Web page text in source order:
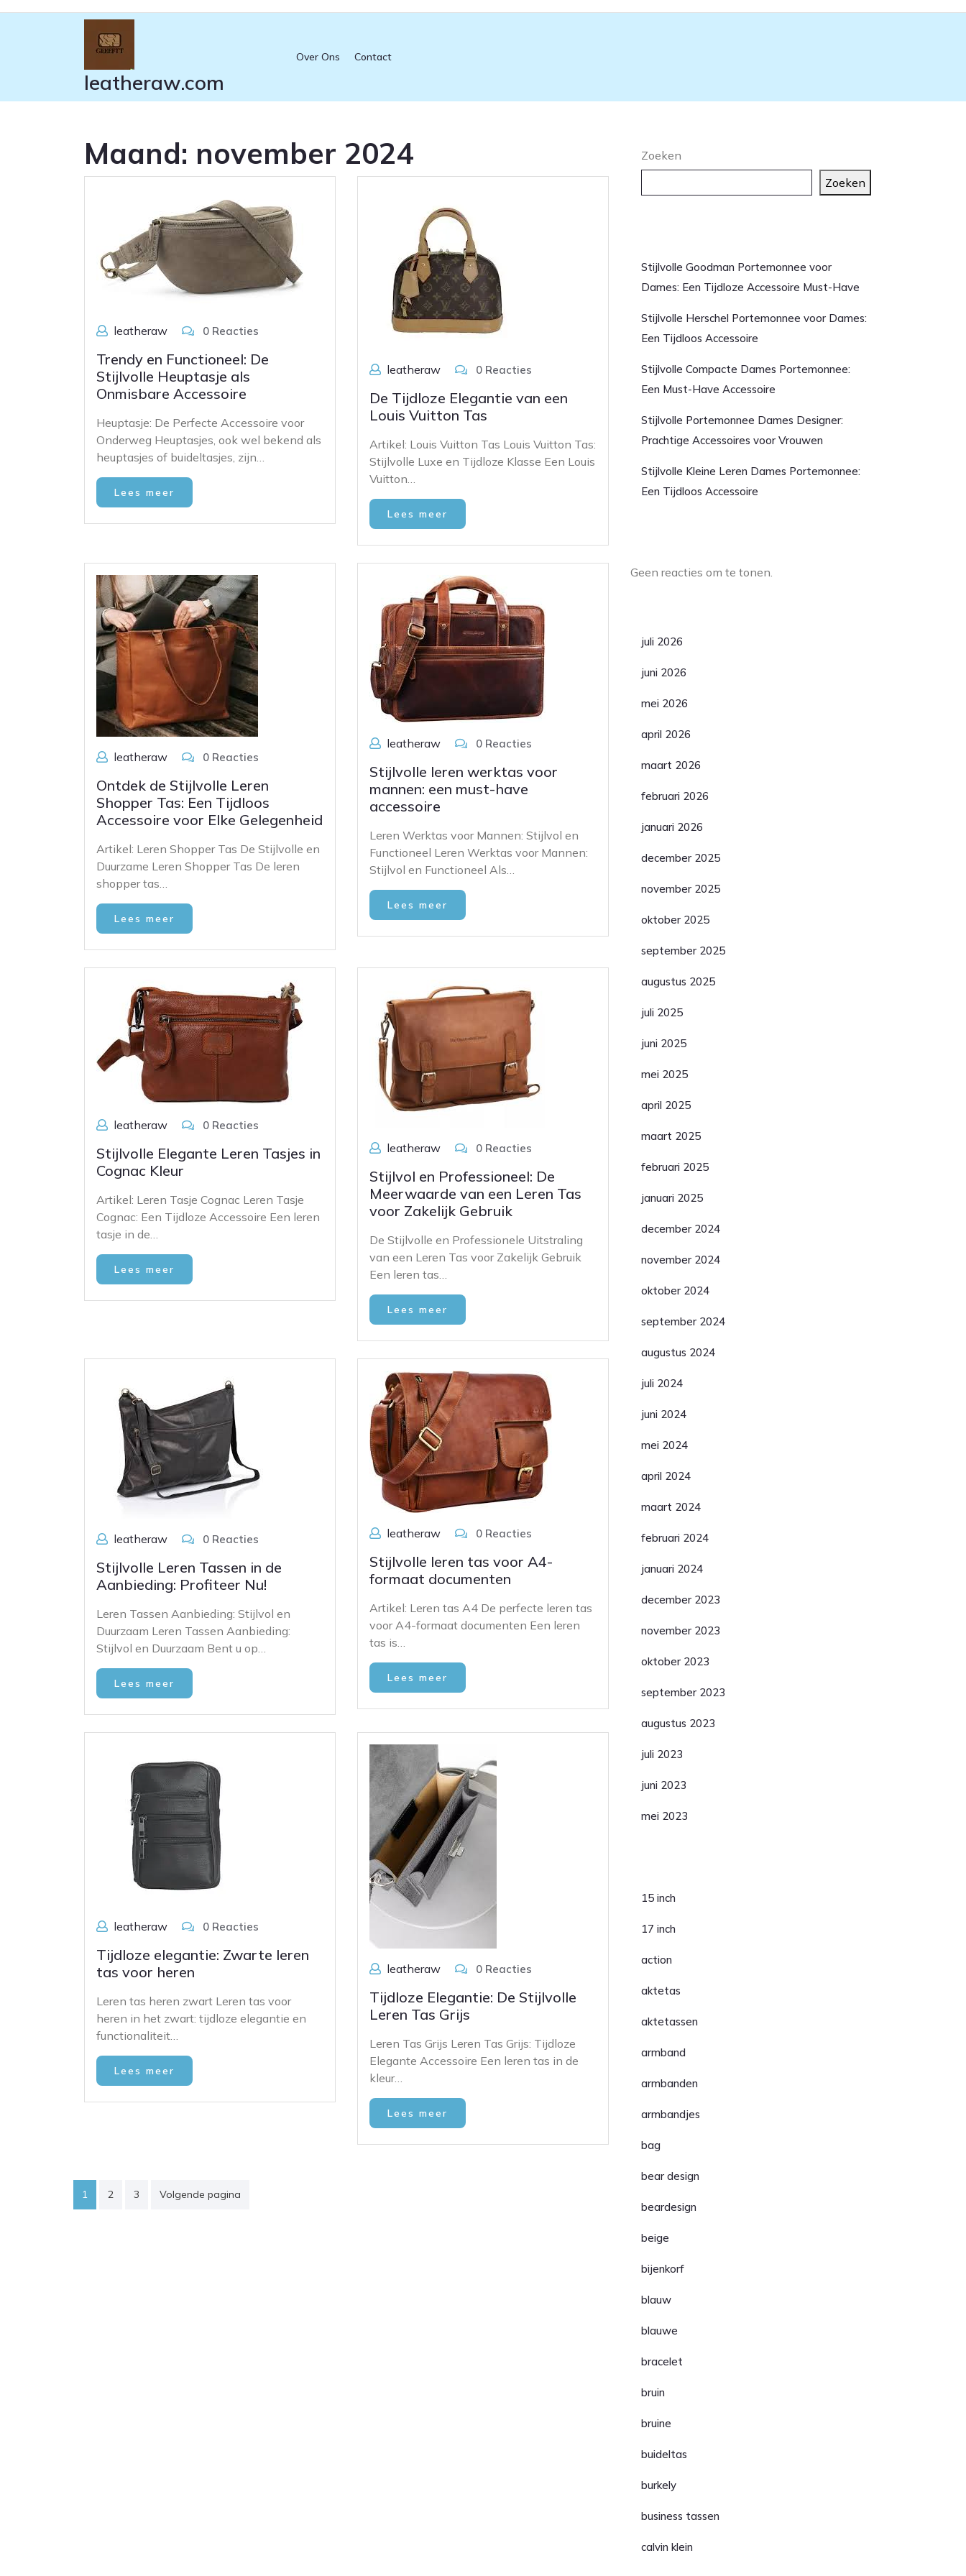
leatheraw.com
Over Ons Contact
Maand: november 2024
leatheraw 0 Reacties
Trendy en Functioneel: De
Stijlvolle Heuptasje als
Onmisbare Accessoire
Heuptasje: De Perfecte Accessoire voor
Onderweg Heuptasjes, ook wel bekend als
heuptasjes of buideltasjes, zijn…
Lees meer
leatheraw 0 Reacties
De Tijdloze Elegantie van een
Louis Vuitton Tas
Artikel: Louis Vuitton Tas Louis Vuitton Tas:
Stijlvolle Luxe en Tijdloze Klasse Een Louis
Vuitton…
Lees meer
leatheraw 0 Reacties
Ontdek de Stijlvolle Leren
Shopper Tas: Een Tijdloos
Accessoire voor Elke Gelegenheid
Artikel: Leren Shopper Tas De Stijlvolle en
Duurzame Leren Shopper Tas De leren
shopper tas…
Lees meer
leatheraw 0 Reacties
Stijlvolle leren werktas voor
mannen: een must-have
accessoire
Leren Werktas voor Mannen: Stijlvol en
Functioneel Leren Werktas voor Mannen:
Stijlvol en Functioneel Als…
Lees meer
leatheraw 0 Reacties
Stijlvolle Elegante Leren Tasjes in
Cognac Kleur
Artikel: Leren Tasje Cognac Leren Tasje
Cognac: Een Tijdloze Accessoire Een leren
tasje in de…
Lees meer
leatheraw 0 Reacties
Stijlvol en Professioneel: De
Meerwaarde van een Leren Tas
voor Zakelijk Gebruik
De Stijlvolle en Professionele Uitstraling
van een Leren Tas voor Zakelijk Gebruik
Een leren tas…
Lees meer
leatheraw 0 Reacties
Stijlvolle Leren Tassen in de
Aanbieding: Profiteer Nu!
Leren Tassen Aanbieding: Stijlvol en
Duurzaam Leren Tassen Aanbieding:
Stijlvol en Duurzaam Bent u op…
Lees meer
leatheraw 0 Reacties
Stijlvolle leren tas voor A4-
formaat documenten
Artikel: Leren tas A4 De perfecte leren tas
voor A4-formaat documenten Een leren
tas is…
Lees meer
leatheraw 0 Reacties
Tijdloze elegantie: Zwarte leren
tas voor heren
Leren tas heren zwart Leren tas voor
heren in het zwart: tijdloze elegantie en
functionaliteit…
Lees meer
leatheraw 0 Reacties
Tijdloze Elegantie: De Stijlvolle
Leren Tas Grijs
Leren Tas Grijs Leren Tas Grijs: Tijdloze
Elegante Accessoire Een leren tas in de
kleur…
Lees meer
Posts
1 2 3 Volgende pagina
Zoeken
Zoeken
Stijlvolle Goodman Portemonnee voor
Dames: Een Tijdloze Accessoire Must-Have
Stijlvolle Herschel Portemonnee voor Dames:
Een Tijdloos Accessoire
Stijlvolle Compacte Dames Portemonnee:
Een Must-Have Accessoire
Stijlvolle Portemonnee Dames Designer:
Prachtige Accessoires voor Vrouwen
Stijlvolle Kleine Leren Dames Portemonnee:
Een Tijdloos Accessoire
Geen reacties om te tonen.
juli 2026
juni 2026
mei 2026
april 2026
maart 2026
februari 2026
januari 2026
december 2025
november 2025
oktober 2025
september 2025
augustus 2025
juli 2025
juni 2025
mei 2025
april 2025
maart 2025
februari 2025
januari 2025
december 2024
november 2024
oktober 2024
september 2024
augustus 2024
juli 2024
juni 2024
mei 2024
april 2024
maart 2024
februari 2024
januari 2024
december 2023
november 2023
oktober 2023
september 2023
augustus 2023
juli 2023
juni 2023
mei 2023
15 inch
17 inch
action
aktetas
aktetassen
armband
armbanden
armbandjes
bag
bear design
beardesign
beige
bijenkorf
blauw
blauwe
bracelet
bruin
bruine
buideltas
burkely
business tassen
calvin klein